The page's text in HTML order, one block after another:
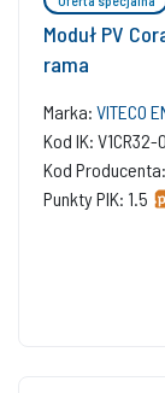
Moduł PV
rama
Marka: VITECO
Kod IK:
Kod
Punkty PIK: 1.5